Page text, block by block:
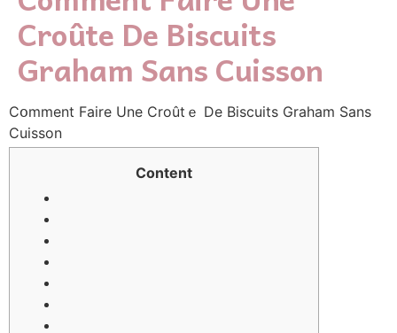
Croûte De Biscuits
Graham Sans Cuisson
Cօmment Faire Une Croûtｅ De Biscuits Graham Ѕans
Cuisson
Contеnt